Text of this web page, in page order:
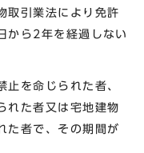
取引業法により免許
から2年を経過しない
を命じられた者、
れた者又は宅地建物
た者で、その期間が